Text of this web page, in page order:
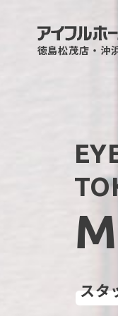
徳島松茂店・沖浜
スタ